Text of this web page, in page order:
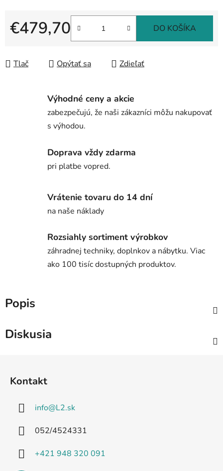
€479,70 DO KOŠÍKA
Tlač Opýtať sa Zdieľať
Výhodné ceny a akcie
zabezpečujú, že naši zákazníci môžu nakupovať
s výhodou.
Doprava vždy zdarma
pri platbe vopred.
Vrátenie tovaru do 14 dní
na naše náklady
Rozsiahly sortiment výrobkov
záhradnej techniky, doplnkov a nábytku. Viac
ako 100 tisíc dostupných produktov.
Popis
Diskusia
Kontakt
info@L2.sk
052/4524331
+421 948 320 091